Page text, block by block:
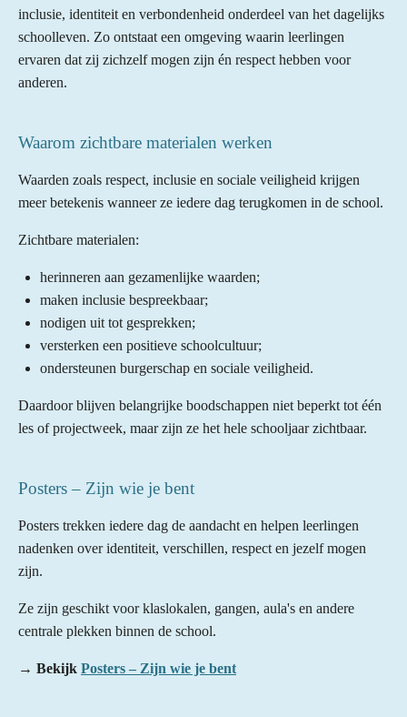
inclusie, identiteit en verbondenheid onderdeel van het dagelijks
schoolleven. Zo ontstaat een omgeving waarin leerlingen
ervaren dat zij zichzelf mogen zijn én respect hebben voor
anderen.
Waarom zichtbare materialen werken
Waarden zoals respect, inclusie en sociale veiligheid krijgen
meer betekenis wanneer ze iedere dag terugkomen in de school.
Zichtbare materialen:
herinneren aan gezamenlijke waarden;
maken inclusie bespreekbaar;
nodigen uit tot gesprekken;
versterken een positieve schoolcultuur;
ondersteunen burgerschap en sociale veiligheid.
Daardoor blijven belangrijke boodschappen niet beperkt tot één
les of projectweek, maar zijn ze het hele schooljaar zichtbaar.
Posters – Zijn wie je bent
Posters trekken iedere dag de aandacht en helpen leerlingen
nadenken over identiteit, verschillen, respect en jezelf mogen
zijn.
Ze zijn geschikt voor klaslokalen, gangen, aula's en andere
centrale plekken binnen de school.
→ Bekijk Posters – Zijn wie je bent